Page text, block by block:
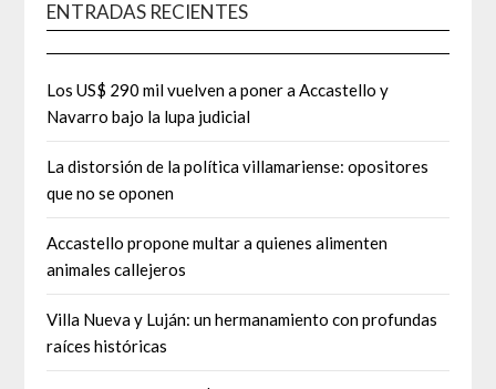
ENTRADAS RECIENTES
Los US$ 290 mil vuelven a poner a Accastello y
Navarro bajo la lupa judicial
La distorsión de la política villamariense: opositores
que no se oponen
Accastello propone multar a quienes alimenten
animales callejeros
Villa Nueva y Luján: un hermanamiento con profundas
raíces históricas